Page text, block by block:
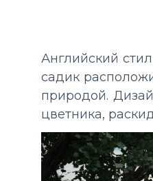
Английский
садик
природой.
цветника,